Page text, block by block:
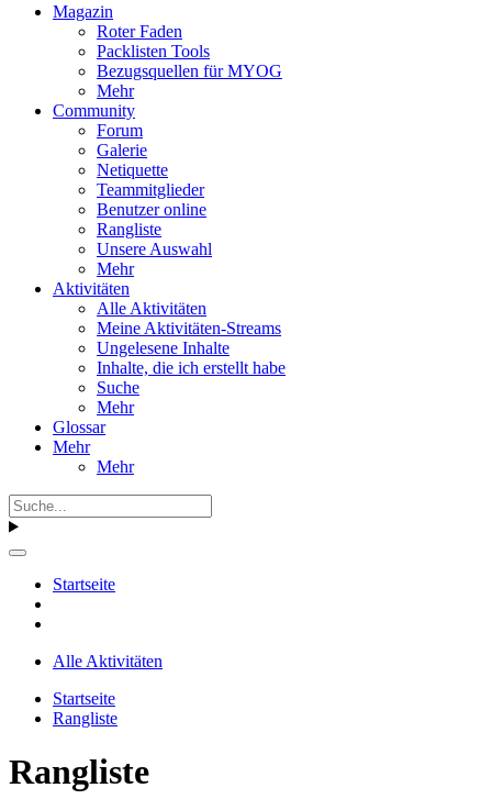
Magazin
Roter Faden
Packlisten Tools
Bezugsquellen für MYOG
Mehr
Community
Forum
Galerie
Netiquette
Teammitglieder
Benutzer online
Rangliste
Unsere Auswahl
Mehr
Aktivitäten
Alle Aktivitäten
Meine Aktivitäten-Streams
Ungelesene Inhalte
Inhalte, die ich erstellt habe
Suche
Mehr
Glossar
Mehr
Mehr
Startseite
Alle Aktivitäten
Startseite
Rangliste
Rangliste